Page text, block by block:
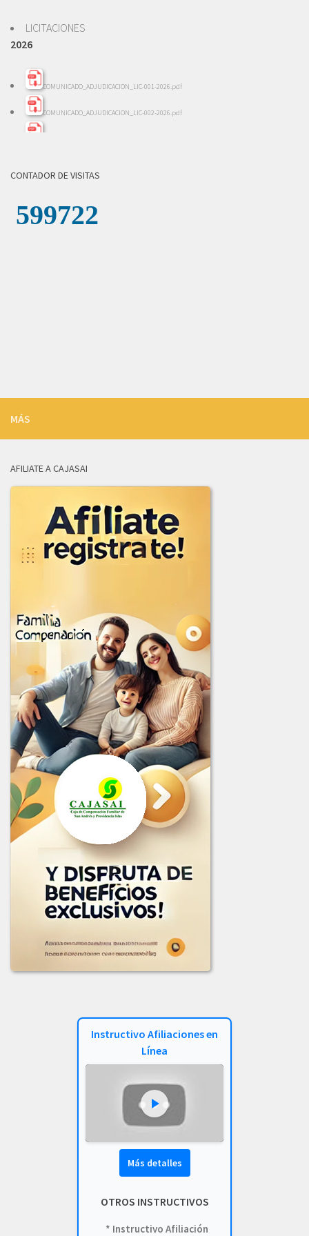
LICITACIONES
2026
COMUNICADO_ADJUDICACION_LIC-001-2026.pdf
COMUNICADO_ADJUDICACION_LIC-002-2026.pdf
LICITACION_DE_OFERTAS__001-_2026.pdf
COMUNICADO_ADJUDICACION_LIC-003-2025.pdf
COMUNICADO_ADJUDICACION_LIC_004-2025.pdf
INFORME_EVALUACION_COMITE_COMPRAS_LIC-003-2025.pdf
INFORME_LICITACION_OFERTAS_004-2025.pdf
LICITACION_003_2025.PDF
LICITACION_DE_OFERTAS_001_DE_2025.PDF
LICITACION_DE_OFERTAS_002-2025.PDF
LICITACION_DE_OFERTA_004-2025.PDF
2024
COMUNICADO_ADJUDICACION_LIC-001-2024.pdf
COMUNICADO_ADJUDICACION_LIC-002-2024.pdf
INFORME_EVALUACION_LIC-002-2024.pdf
INFORME_LICITACION_OFERTAS_001-2024.pdf
LICITACION_2024-001.PDF
LICITACION_No_002-2024.pdf
COMUNICADO_LICITACION-002-2023.pdf
INFORME_EVALUACION_COMIT_COMPRAS_LIC_-001-2023.pdf
INF_EVALUACION_COMITE_COMPRAS_LIC-002-2023.pdf
LICITACION_003_DE_2023.PDF
LICITACION_DE_OFERTAS_002-2023.PDF
LICITACION_DE_OFERTA_N_004_DE_2023.pdf
LICITACION_OFERTAS-004-2023.pdf
LICITACION_OFERTAS_001-2023.pdf
CONTADOR DE VISITAS
MÁS
AFILIATE A CAJASAI
Instructivo Afiliaciones en
Línea
Más detalles
OTROS INSTRUCTIVOS
* Instructivo Afiliación